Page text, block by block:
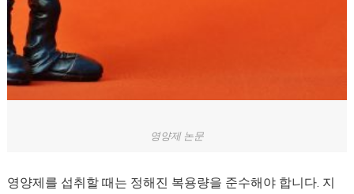
영양제 논문
영양제를 섭취할 때는 정해진 복용량을 준수해야 합니다. 지